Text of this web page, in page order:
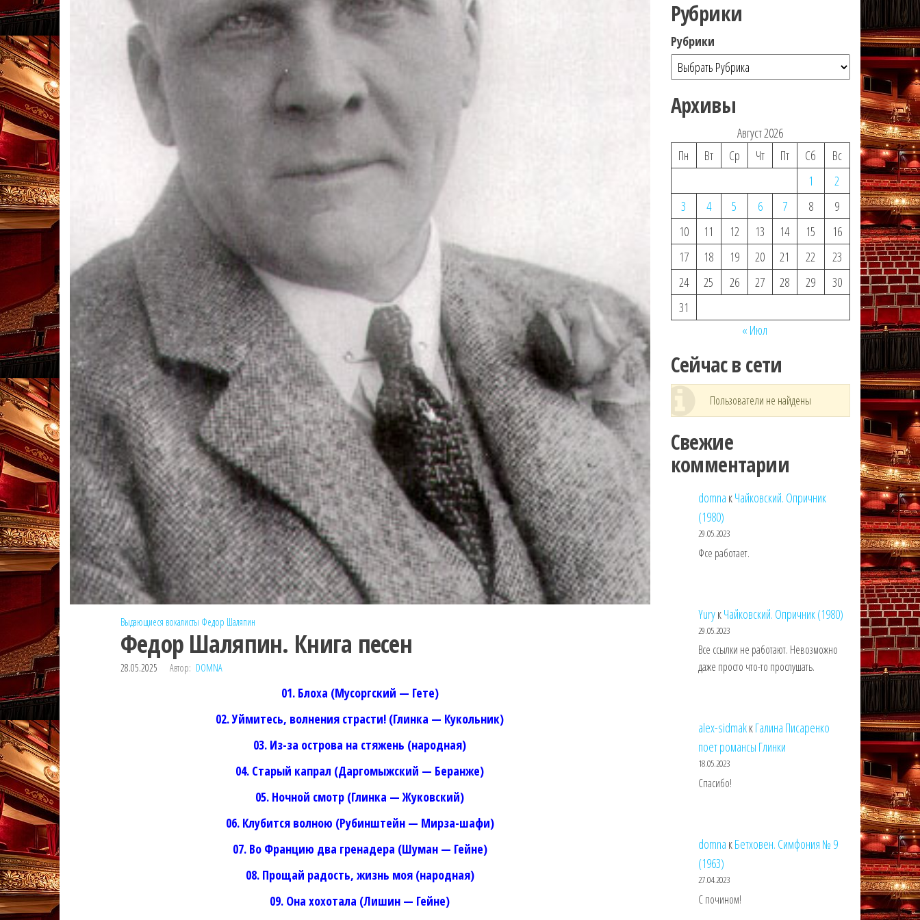
Выдающиеся вокалисты Федор Шаляпин
Федор Шаляпин. Книга песен
28.05.2025 Автор: DOMNA
01. Блоха (Мусоргский — Гете)
02. Уймитесь, волнения страсти! (Глинка — Кукольник)
03. Из-за острова на стяжень (народная)
04. Старый капрал (Даргомыжский — Беранже)
05. Ночной смотр (Глинка — Жуковский)
06. Клубится волною (Рубинштейн — Мирза-шафи)
07. Во Францию два гренадера (Шуман — Гейне)
08. Прощай радость, жизнь моя (народная)
09. Она хохотала (Лишин — Гейне)
Рубрики
Рубрики
Архивы
Август 2026
Пн
Вт Ср Чт Пт Сб
Вс
1
2
3
4 5 6 7 8
9
10
11 12 13 14 15
16
17
18 19 20 21 22
23
24
25 26 27 28 29
30
31
« Июл
Сейчас в сети
Пользователи не найдены
Свежие
комментарии
domna кЧайковский. Опричник
(1980)
29.05.2023
Фсе работает.
YuryкЧайковский. Опричник (1980)
29.05.2023
Все ссылки не работают. Невозможно
даже просто что-то прослушать.
alex-sidmakкГалина Писаренко
поет романсы Глинки
18.05.2023
Спасибо!
domna кБетховен. Симфония № 9
(1963)
27.04.2023
С почином!